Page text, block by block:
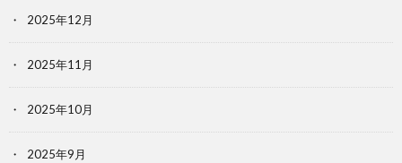
2025年12月
2025年11月
2025年10月
2025年9月